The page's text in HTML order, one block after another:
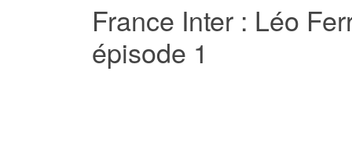
France Inter : Léo
épisode 1